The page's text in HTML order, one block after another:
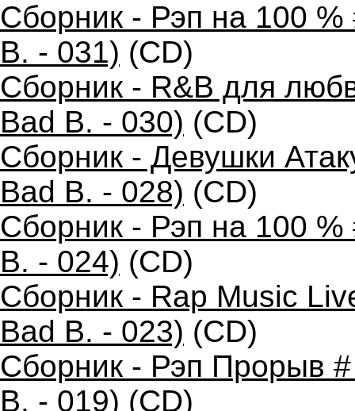
Сборник - Рэп на 100
B. - 031) (CD)
Сборник - R&B для
Bad B. - 030) (CD)
Сборник - Девушки
Bad B. - 028) (CD)
Сборник - Рэп на 100
B. - 024) (CD)
Сборник - Rap Music
Bad B. - 023) (CD)
Сборник - Рэп Прорыв
B. - 019) (CD)